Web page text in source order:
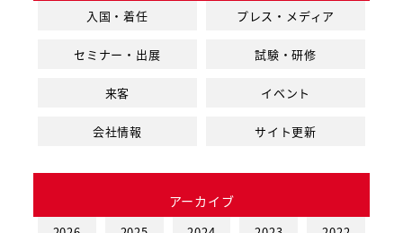
入国・着任 プレス・メディア
セミナー・出展 試験・研修
来客 イベント
会社情報 サイト更新
アーカイブ